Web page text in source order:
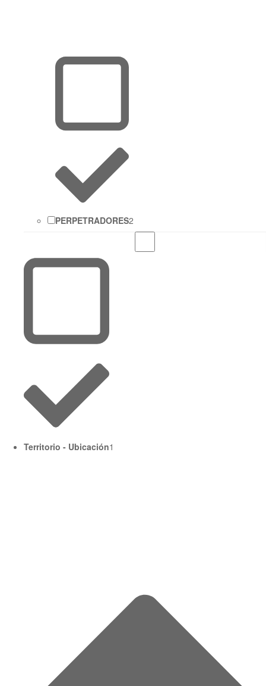
PERPETRADORES2
Territorio - Ubicación1